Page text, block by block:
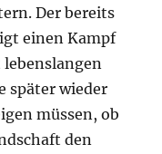
Der bereits
einen Kampf
lebenslangen
später wieder
müssen, ob
den